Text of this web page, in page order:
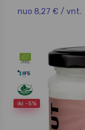
nuo 8,27 € / vnt.
iki -5%